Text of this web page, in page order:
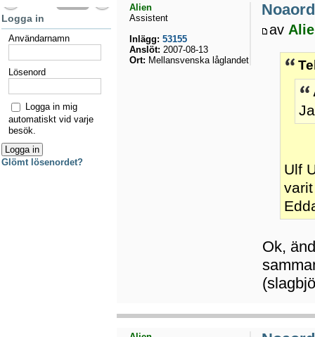
av
Ulf
Ok,
Alien
Assistent
Inlägg: 53155
Anslöt: 2007-08-13
Ort: Mellansvenska låglandet
Logga in
Användarnamn
Lösenord
Logga in mig
automatiskt vid varje
besök.
Glömt lösenordet?